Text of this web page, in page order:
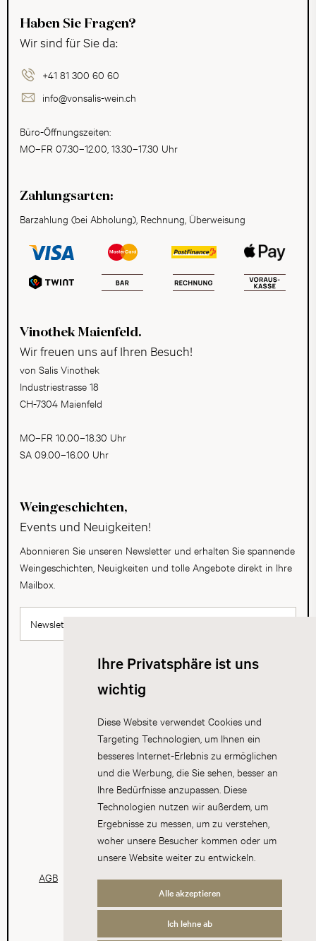
Ihre Privatsphäre ist uns
wichtig
Diese Website verwendet Cookies und
Targeting Technologien, um Ihnen ein
besseres Internet-Erlebnis zu ermöglichen
und die Werbung, die Sie sehen, besser an
Ihre Bedürfnisse anzupassen. Diese
Technologien nutzen wir außerdem, um
Ergebnisse zu messen, um zu verstehen,
woher unsere Besucher kommen oder um
unsere Website weiter zu entwickeln.
Alle akzeptieren
Ich lehne ab
Haben Sie Fragen?
Wir sind für Sie da:
+41 81 300 60 60
info@vonsalis-wein.ch
Büro-Öffnungszeiten:
MO–FR 07.30–12.00, 13.30–17.30 Uhr
Zahlungsarten:
Barzahlung (bei Abholung), Rechnung, Überweisung
Vinothek Maienfeld.
Wir freuen uns auf Ihren Besuch!
von Salis Vinothek
Industriestrasse 18
CH-7304 Maienfeld
MO–FR 10.00–18.30 Uhr
SA 09.00–16.00 Uhr
Weingeschichten,
Events und Neuigkeiten!
Abonnieren Sie unseren Newsletter und erhalten Sie spannende
Weingeschichten, Neuigkeiten und tolle Angebote direkt in Ihre
Mailbox.
Newsletter abonnieren
AGB Datenschutz Impressum Cookies